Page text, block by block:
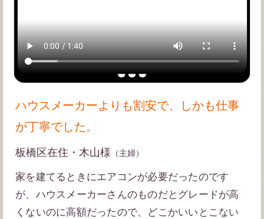
ハウスメーカーよりも割安で、しかも仕事
が丁寧でした。
板橋区在住・木山様 （主婦）
家を建てるときにエアコンが必要だったのです
が、ハウスメーカーさんのものだとグレードが高
くないのに高額だったので、どこかいいとこない